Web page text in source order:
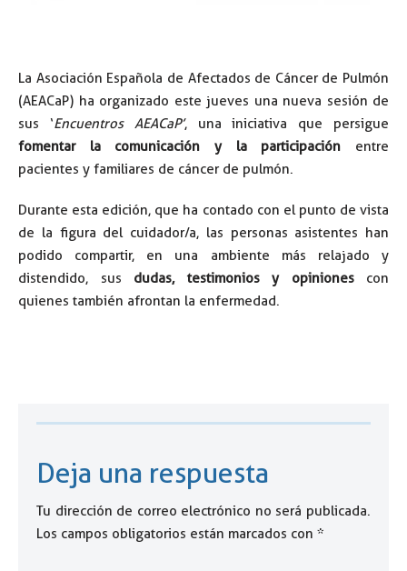
La Asociación Española de Afectados de Cáncer de Pulmón
(AEACaP) ha organizado este jueves una nueva sesión de
sus ‘Encuentros AEACaP’, una iniciativa que persigue
fomentar la comunicación y la participación entre
pacientes y familiares de cáncer de pulmón.
Durante esta edición, que ha contado con el punto de vista
de la figura del cuidador/a, las personas asistentes han
podido compartir, en una ambiente más relajado y
distendido, sus dudas, testimonios y opinionescon
quienes también afrontan la enfermedad.
Deja una respuesta
Tu dirección de correo electrónico no será publicada.
Los campos obligatorios están marcados con *